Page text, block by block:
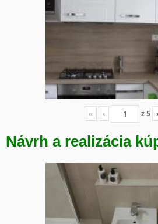
« ‹ z5 ›
Návrh a realizácia